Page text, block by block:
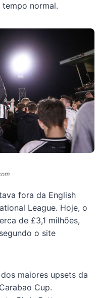
normal.
fora da English
League. Hoje, o
de £3,1 milhões,
o site
maiores upsets da
Cup.